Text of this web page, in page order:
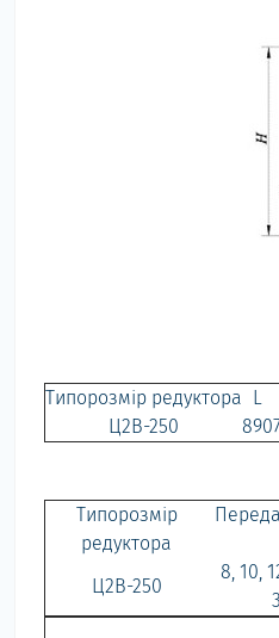
Типорозмір редуктора L
Ц2В-250
890
Типорозмір
редуктора
Ц2В-250
8, 10,